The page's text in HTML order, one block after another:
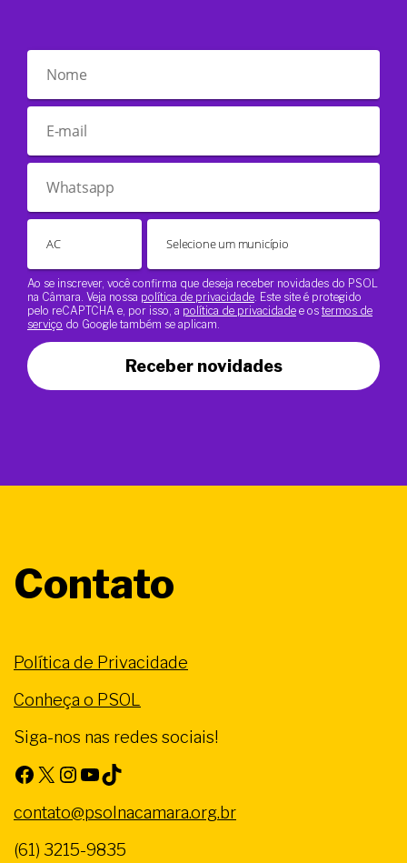
Ao se inscrever, você confirma que deseja receber novidades do PSOL
na Câmara. Veja nossa política de privacidade . Este site é protegido
pelo reCAPTCHA e, por isso, a política de privacidade e os termos de
serviço do Google também se aplicam.
Receber novidades
Contato
Política de Privacidade
Conheça o PSOL
Siga-nos nas redes sociais!
Facebook X Instagram Youtube TikTok
contato@psolnacamara.org.br
(61) 3215-9835